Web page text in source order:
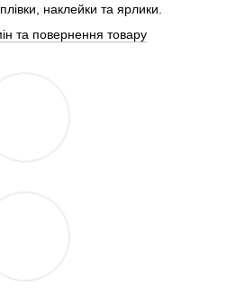
наклейки та ярлики.
та повернення товару